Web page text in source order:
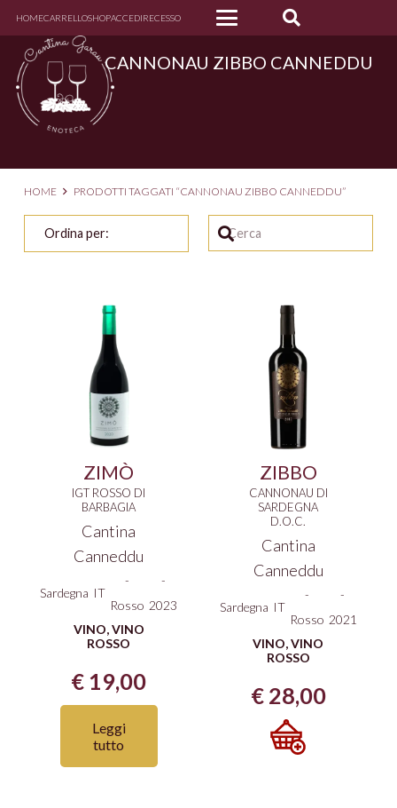
HOMECARRELLOSHOPACCEDIRECESSO
CANNONAU ZIBBO CANNEDDU
HOME PRODOTTI TAGGATI “CANNONAU ZIBBO CANNEDDU”
ZIMÒ
IGT ROSSO DI
BARBAGIA
Cantina
Canneddu
Sardegna IT
-
Rosso
-
2023
VINO,VINO
ROSSO
€ 19,00
Leggi
tutto
ZIBBO
CANNONAU DI
SARDEGNA
D.O.C.
Cantina
Canneddu
Sardegna IT
-
Rosso
-
2021
VINO,VINO
ROSSO
€28,00